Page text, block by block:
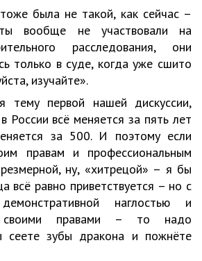
была не такой, как сейчас –
вообще не участвовали на
расследования, они
только в суде, когда уже сшито
изучайте».
тему первой нашей дискуссии,
России всё меняется за пять лет
за 500. И поэтому если
правам и профессиональным
ну, «хитрецой» – я бы
всё равно приветствуется – но с
наглостью и
своими правами – то надо
сеете зубы дракона и пожнёте